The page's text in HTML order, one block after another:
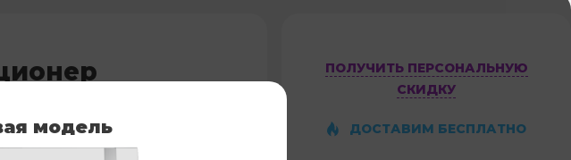
SAS24BN1-AI
ПОЛУЧИТЬ ПЕРСОНАЛЬНУЮ
СКИДКУ
ДОСТАВИМ БЕСПЛАТНО
модель